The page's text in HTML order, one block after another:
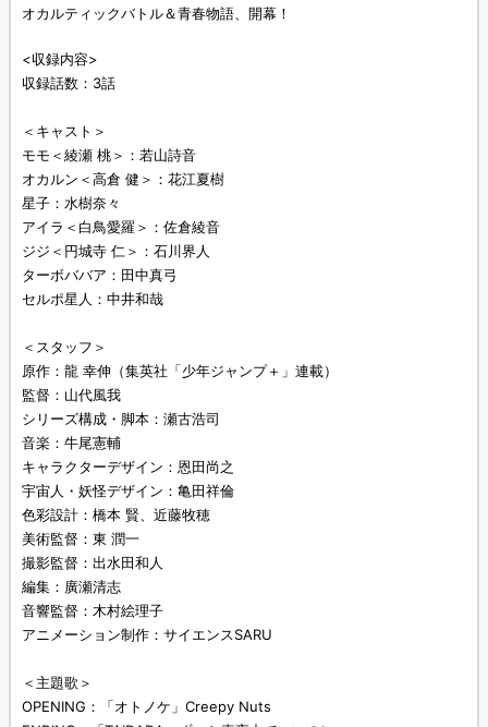
オカルティックバトル＆青春物語、開幕！
<収録内容>
収録話数：3話
＜キャスト＞
モモ＜綾瀬 桃＞：若山詩音
オカルン＜高倉 健＞：花江夏樹
星子：水樹奈々
アイラ＜白鳥愛羅＞：佐倉綾音
ジジ＜円城寺 仁＞：石川界人
ターボババア：田中真弓
セルポ星人：中井和哉
＜スタッフ＞
原作：龍 幸伸（集英社「少年ジャンプ＋」連載）
監督：山代風我
シリーズ構成・脚本：瀬古浩司
音楽：牛尾憲輔
キャラクターデザイン：恩田尚之
宇宙人・妖怪デザイン：亀田祥倫
色彩設計：橋本 賢、近藤牧穂
美術監督：東 潤一
撮影監督：出水田和人
編集：廣瀬清志
音響監督：木村絵理子
アニメーション制作：サイエンスSARU
＜主題歌＞
OPENING：「オトノケ」Creepy Nuts